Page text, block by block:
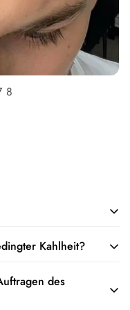
wieder her und
können.
Kahlheit?
helfen, indem es die
die
des